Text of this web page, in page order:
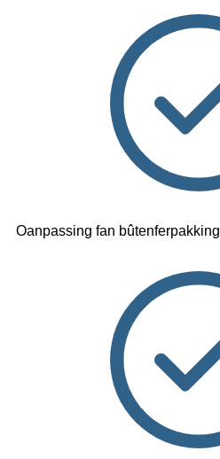
Oanpassing fan bûtenferpakking